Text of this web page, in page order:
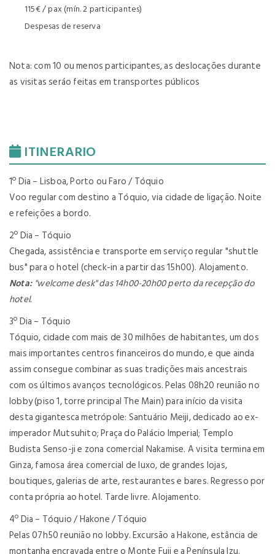
115€ / pax (mín. 2 participantes)
Despesas de reserva
Nota:com 10 ou menos participantes, as deslocações durante
as visitas seráo feitas em transportes públicos
ITINERARIO
1º Dia – Lisboa, Porto ou Faro / Tóquio
Voo regular com destino a Tóquio,via cidade de ligação.Noite
e refeições a bordo.
2º Dia – Tóquio
Chegada, assistência e transporte em serviço regular "shuttle
bus" para o hotel (check-in a partir das 15h00). Alojamento.
Nota: "welcome desk" das 14h00-20h00 perto da recepção do
hotel.
3º Dia – Tóquio
Tóquio,cidade com mais de 30 milhões de habitantes, um dos
mais importantes centros financeiros do mundo, e que ainda
assim consegue combinar as suas tradições mais ancestrais
com os últimos avanços tecnológicos.Pelas 08h20 reunião no
lobby (piso 1, torre principal The Main) para início da visita
desta gigantesca metrópole: Santuário Meiji, dedicado ao ex-
imperador Mutsuhito; Praça do Palácio Imperial; Templo
Budista Senso-ji e zona comercial Nakamise. A visita termina em
Ginza, famosa área comercial de luxo, de grandes lojas,
boutiques, galerias de arte, restaurantes e bares. Regresso por
conta própria ao hotel. Tarde livre. Alojamento.
4º Dia – Tóquio / Hakone / Tóquio
Pelas 07h50 reunião no lobby. Excursão a Hakone, estância de